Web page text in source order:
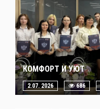
КОМФОРТ И УЮТ
2.07. 2026 686